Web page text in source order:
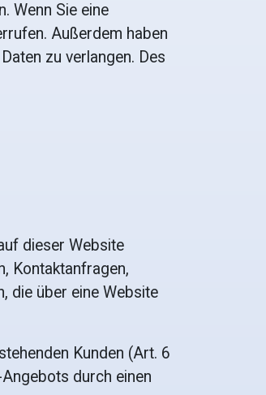
Wenn Sie eine
Außerdem haben
zu verlangen. Des
dieser Website
Kontaktanfragen,
die über eine Website
Kunden (Art. 6
durch einen